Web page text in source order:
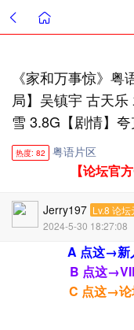
《家和万事惊》
局】吴镇宇 古天
雪 3.8G【剧情】
热度: 82 粤语片区
【论坛官
Jerry197 Lv.8 论坛
2024-5-30 18:27:08
A 点这→新
B 点这
C 点这→论